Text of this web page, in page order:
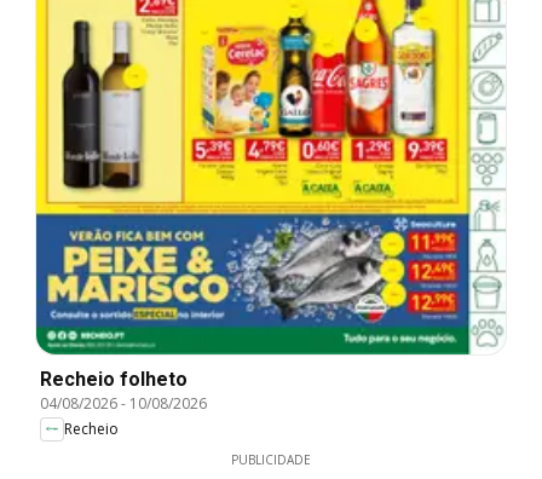
Recheio folheto
04/08/2026- 10/08/2026
Recheio
PUBLICIDADE